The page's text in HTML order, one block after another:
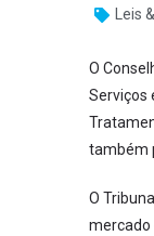
Leis
O
Serviços
também
O
mercado